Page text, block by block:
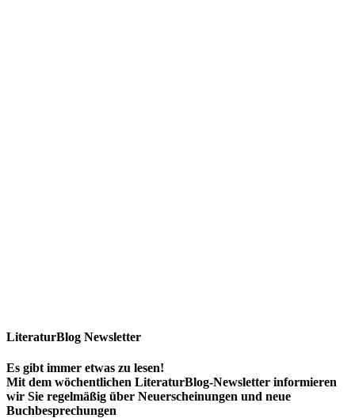
LiteraturBlog Newsletter
Es gibt immer etwas zu lesen!
Mit dem wöchentlichen LiteraturBlog-Newsletter informieren
wir Sie regelmäßig über Neuerscheinungen und neue
Buchbesprechungen